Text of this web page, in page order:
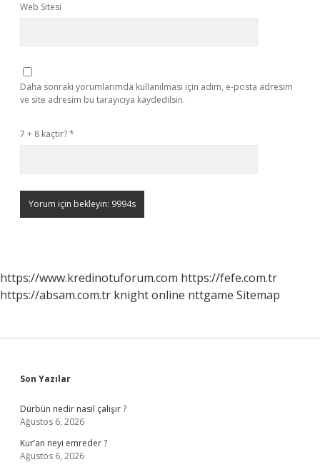
Web Sitesi
Daha sonraki yorumlarımda kullanılması için adım, e-posta adresim
ve site adresim bu tarayıcıya kaydedilsin.
7 + 8 kaçtır?*
https://www.kredinotuforum.com https://fefe.com.tr
https://absam.com.tr knight online nttgame Sitemap
Sidebar
Son Yazılar
Dürbün nedir nasıl çalışır ?
Ağustos 6, 2026
Kur’an neyi emreder ?
Ağustos 6, 2026